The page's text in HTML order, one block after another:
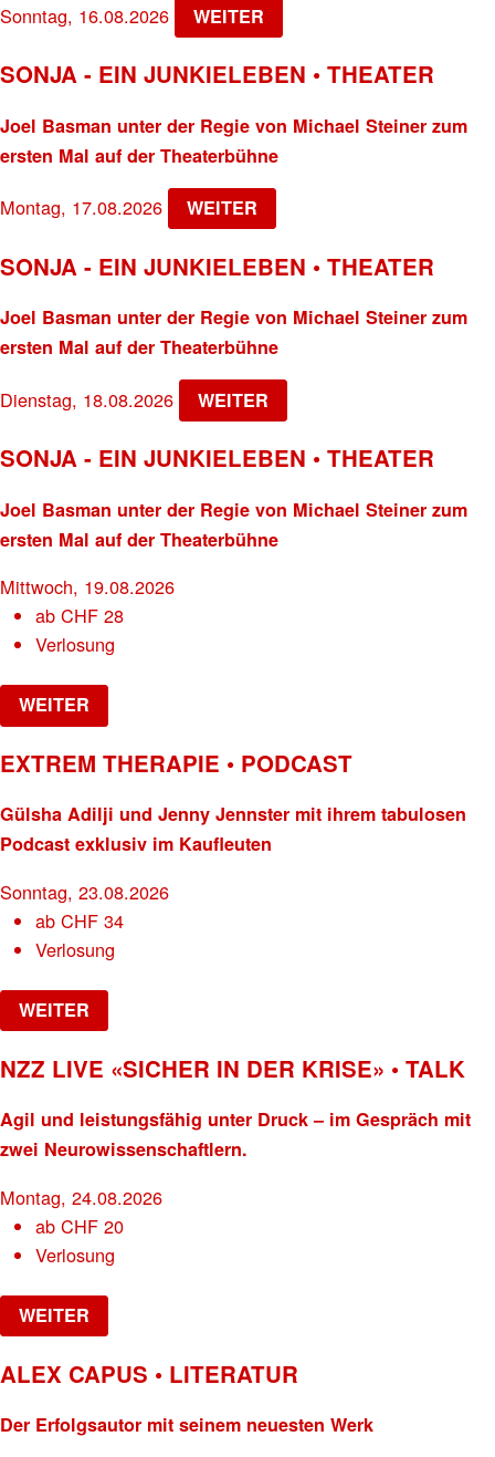
Sonntag, 16.08.2026 WEITER
SONJA - EIN JUNKIELEBEN • THEATER
Joel Basman unter der Regie von Michael Steiner zum
ersten Mal auf der Theaterbühne
Montag, 17.08.2026 WEITER
SONJA - EIN JUNKIELEBEN • THEATER
Joel Basman unter der Regie von Michael Steiner zum
ersten Mal auf der Theaterbühne
Dienstag, 18.08.2026 WEITER
SONJA - EIN JUNKIELEBEN • THEATER
Joel Basman unter der Regie von Michael Steiner zum
ersten Mal auf der Theaterbühne
Mittwoch, 19.08.2026
abCHF 28
Verlosung
WEITER
EXTREM THERAPIE • PODCAST
Gülsha Adilji und Jenny Jennster mit ihrem tabulosen
Podcast exklusiv im Kaufleuten
Sonntag, 23.08.2026
abCHF 34
Verlosung
WEITER
NZZ LIVE «SICHER IN DER KRISE» • TALK
Agil und leistungsfähig unter Druck – im Gespräch mit
zwei Neurowissenschaftlern.
Montag, 24.08.2026
abCHF 20
Verlosung
WEITER
ALEX CAPUS • LITERATUR
Der Erfolgsautor mit seinem neuesten Werk